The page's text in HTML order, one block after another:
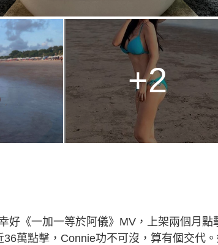
+2
好《一加一等於阿儀》MV，上架兩個月點
萬點擊，Connie功不可沒，算有個交代